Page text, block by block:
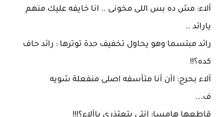
ألاء: مش ده بس اللى مخونى .. انا خايفه عليك منهم
يارائد ..
رائد مبتسما وهو يحاول تخفيف حدة توترها : رائد حاف
كده؟!!
آلاء بحرج: اأن أنا متأسفه اصلى منفعلة شويه
ف...
قاطعها هامسا: انتى بتعتذرى ياآلاء؟!!!